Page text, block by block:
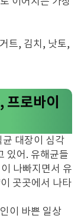
트, 김치, 낫토,
프로바이
대장이 심각
있어. 유해균들
나빠지면서 유
곳곳에서 나타
이 바쁜 일상